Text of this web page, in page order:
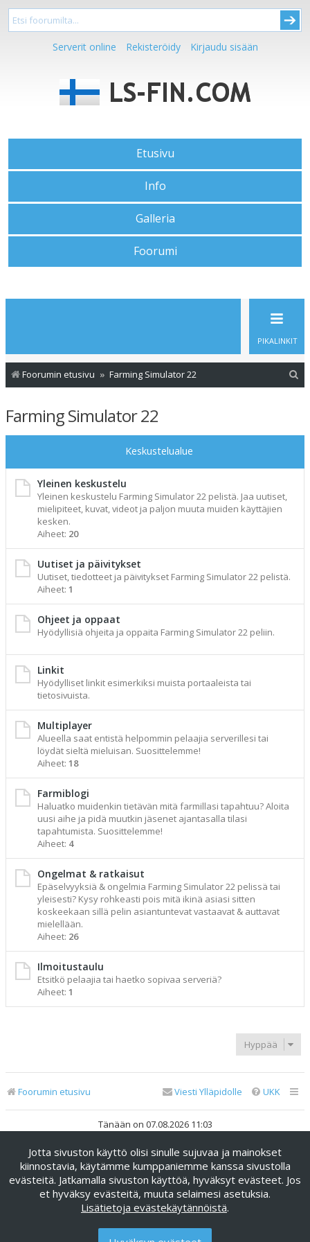
Serverit online Rekisteröidy Kirjaudu sisään
Etusivu
Info
Galleria
Foorumi
PIKALINKIT
Foorumin etusivu Farming Simulator 22
Farming Simulator 22
Keskustelualue
Yleinen keskustelu
Yleinen keskustelu Farming Simulator 22 pelistä. Jaa uutiset,
mielipiteet, kuvat, videot ja paljon muuta muiden käyttäjien
kesken.
Aiheet: 20
Uutiset ja päivitykset
Uutiset, tiedotteet ja päivitykset Farming Simulator 22 pelistä.
Aiheet: 1
Ohjeet ja oppaat
Hyödyllisiä ohjeita ja oppaita Farming Simulator 22 peliin.
Linkit
Hyödylliset linkit esimerkiksi muista portaaleista tai
tietosivuista.
Multiplayer
Alueella saat entistä helpommin pelaajia serverillesi tai
löydät sieltä mieluisan. Suosittelemme!
Aiheet: 18
Farmiblogi
Haluatko muidenkin tietävän mitä farmillasi tapahtuu? Aloita
uusi aihe ja pidä muutkin jäsenet ajantasalla tilasi
tapahtumista. Suosittelemme!
Aiheet: 4
Ongelmat & ratkaisut
Epäselvyyksiä & ongelmia Farming Simulator 22 pelissä tai
yleisesti? Kysy rohkeasti pois mitä ikinä asiasi sitten
koskeekaan sillä pelin asiantuntevat vastaavat & auttavat
mielellään.
Aiheet: 26
Ilmoitustaulu
Etsitkö pelaajia tai haetko sopivaa serveriä?
Aiheet: 1
Hyppää
Foorumin etusivu UKK
Viesti Ylläpidolle
Tänään on 07.08.2026 11:03
Keskustelufoorumin ohjelmistophpBB® Forum Software ©
phpBB Limited
Käännös: phpBB Suomi (lurttinen, harritapio, Pettis)
phpBB Metro Theme byPixelGoose Studio
Yksityisyys|Ehdot
Jotta sivuston käyttö olisi sinulle sujuvaa ja mainokset
kiinnostavia, käytämme kumppaniemme kanssa sivustolla
evästeitä. Jatkamalla sivuston käyttöä, hyväksyt evästeet. Jos
et hyväksy evästeitä, muuta selaimesi asetuksia.
Lisätietoja evästekäytännöistä.